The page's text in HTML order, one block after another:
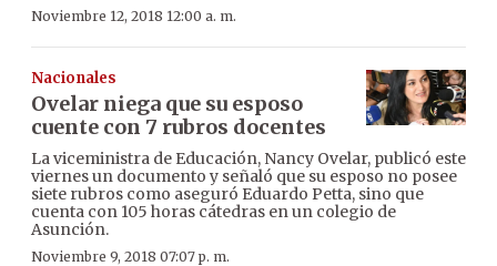
Noviembre 12, 2018 12:00 a. m.
Nacionales
Ovelar niega que su esposo
cuente con 7 rubros docentes
La viceministra de Educación, Nancy Ovelar, publicó este
viernes un documento y señaló que su esposo no posee
siete rubros como aseguró Eduardo Petta, sino que
cuenta con 105 horas cátedras en un colegio de
Asunción.
Noviembre 9, 2018 07:07 p. m.